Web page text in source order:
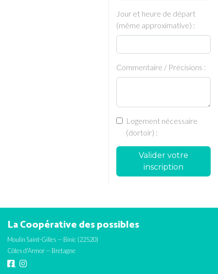
Jour et heure de départ
(même approximative) :
Commentaire / Précisions :
Logement nécessaire
(dortoir) :
Valider votre
inscription
La Coopérative des possibles
Moulin Saint-Gilles — Binic (22520)
Côtes d'Armor — Bretagne